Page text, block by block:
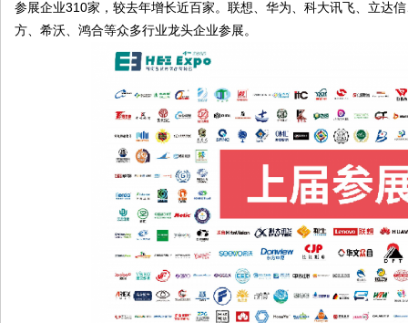
参展企业310家，较去年增长近百家。联想、华为、科大讯飞、立达
方、希沃、鸿合等众多行业龙头企业参展。